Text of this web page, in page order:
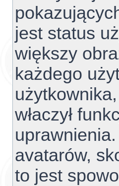
jest status
większy
każdego
właczył
avatarów,
to jest